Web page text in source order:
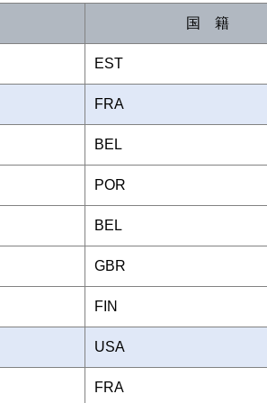
国 籍
EST
FRA
BEL
POR
BEL
GBR
FIN
USA
FRA